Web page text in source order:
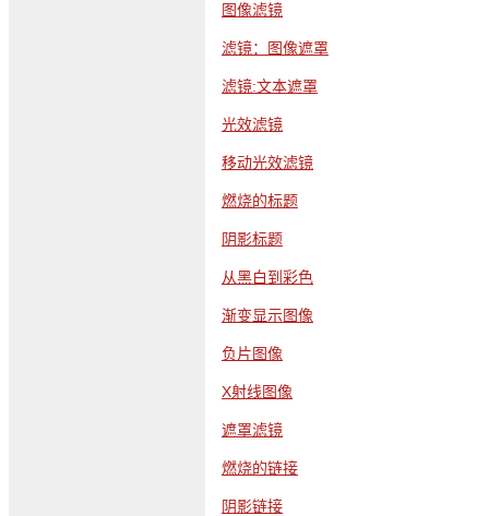
图像滤镜
滤镜：图像遮罩
滤镜:文本遮罩
光效滤镜
移动光效滤镜
燃烧的标题
阴影标题
从黑白到彩色
渐变显示图像
负片图像
X射线图像
遮罩滤镜
燃烧的链接
阴影链接